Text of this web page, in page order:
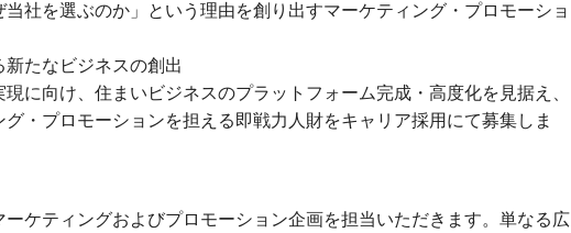
当社を選ぶのか」という理由を創り出すマーケティング・プロモーショ
新たなビジネスの創出
に向け、住まいビジネスのプラットフォーム完成・高度化を見据え、
・プロモーションを担える即戦力人財をキャリア採用にて募集しま
ケティングおよびプロモーション企画を担当いただきます。単なる広